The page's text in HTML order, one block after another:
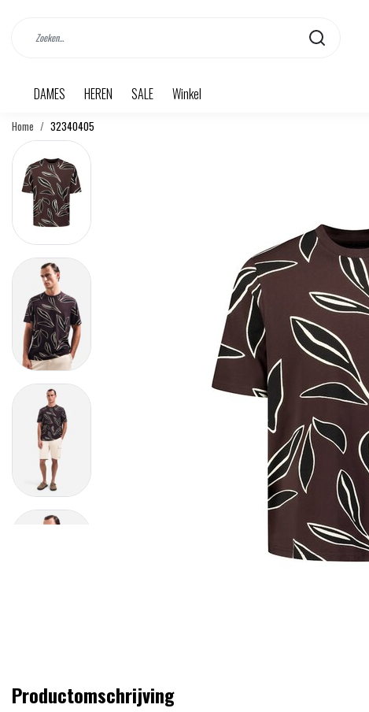
DAMES HEREN SALE Winkel
Home 32340405
Productomschrijving